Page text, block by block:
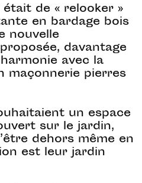
de « relooker »
en bardage bois
nouvelle
davantage
avec la
maçonnerie pierres
un espace
sur le jardin,
dehors même en
est leur jardin